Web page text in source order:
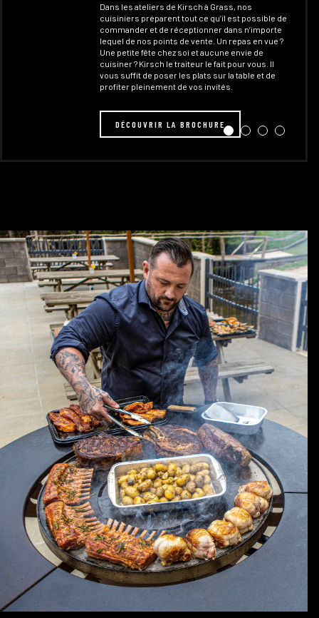
Dans les ateliers de Kirsch à Grass, nos
cuisiniers préparent tout ce qu’il est possible de
commander et de réceptionner dans n’importe
lequel de nos points de vente. Un repas en vue ?
Une petite fête chez soi et aucune envie de
cuisiner ? Kirsch le traiteur le fait pour vous. Il
vous suffit de poser les plats sur la table et de
profiter pleinement de vos invités.
DÉCOUVRIR LA BROCHURE